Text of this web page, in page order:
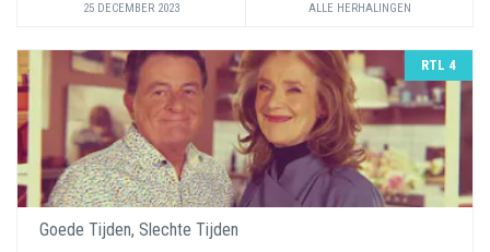
25 DECEMBER 2023 ALLE HERHALINGEN
RTL 4
Goede Tijden, Slechte Tijden